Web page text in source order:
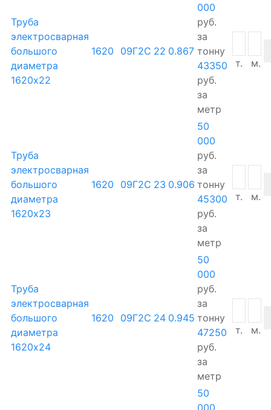
Труба
электросварная
большого
диаметра
1620х22
1620 09Г2С 22 0.867
000
руб.
за
тонну
43350
руб.
за
метр
т. м.
Труба
электросварная
большого
диаметра
1620х23
1620 09Г2С 23 0.906
50
000
руб.
за
тонну
45300
руб.
за
метр
т. м.
Труба
электросварная
большого
диаметра
1620х24
1620 09Г2С 24 0.945
50
000
руб.
за
тонну
47250
руб.
за
метр
т. м.
50
000